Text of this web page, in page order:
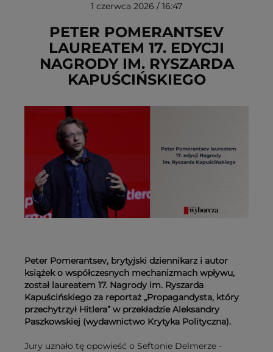
USUŃ ZE SCHOWKA
1 czerwca 2026 / 16:47
PETER POMERANTSEV
LAUREATEM 17. EDYCJI
NAGRODY IM. RYSZARDA
KAPUŚCIŃSKIEGO
Peter Pomerantsev, brytyjski dziennikarz i autor
książek o współczesnych mechanizmach wpływu,
został laureatem 17. Nagrody im. Ryszarda
Kapuścińskiego za reportaż „Propagandysta, który
przechytrzył Hitlera” w przekładzie Aleksandry
Paszkowskiej (wydawnictwo Krytyka Polityczna).
Jury uznało tę opowieść o Seftonie Delmerze -